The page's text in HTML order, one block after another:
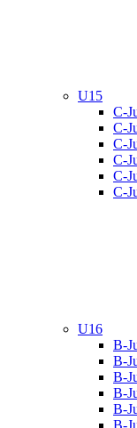
U15
C-
C-
C-
C-
C-
C-
U16
B-
B-
B-
B-
B-
B-